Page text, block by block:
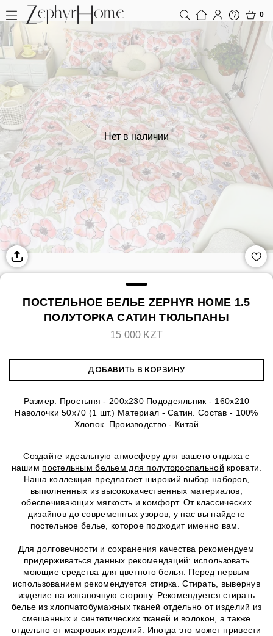
0
Нет в наличии
ПОСТЕЛЬНОЕ БЕЛЬЕ ZEPHYR HOME 1.5
ПОЛУТОРКА САТИН ТЮЛЬПАНЫ
15 000 KZT
ДОБАВИТЬ В КОРЗИНУ
Размер: Простыня - 200х230 Пододеяльник - 160х210
Наволочки 50х70 (1 шт.) Материал - Сатин. Состав - 100%
Хлопок. Производство - Китай
Создайте идеальную атмосферу для вашего отдыха с
нашим постельным бельем для полутороспальной кровати.
Наша коллекция предлагает широкий выбор наборов,
выполненных из высококачественных материалов,
обеспечивающих мягкость и комфорт. От классических
дизайнов до современных узоров, у нас вы найдете
постельное белье, которое подходит именно вам.
Для долговечности и сохранения качества рекомендуем
придерживаться данных рекомендаций: использовать
моющие средства для цветного белья. Перед первым
использованием рекомендуется стирка. Стирать, вывернув
изделие на изнаночную сторону. Рекомендуется стирать
белье из хлопчатобумажных тканей отдельно от изделий из
смешанных и синтетических тканей и волокон, а также
отдельно от махровых изделий. Иногда это может привести